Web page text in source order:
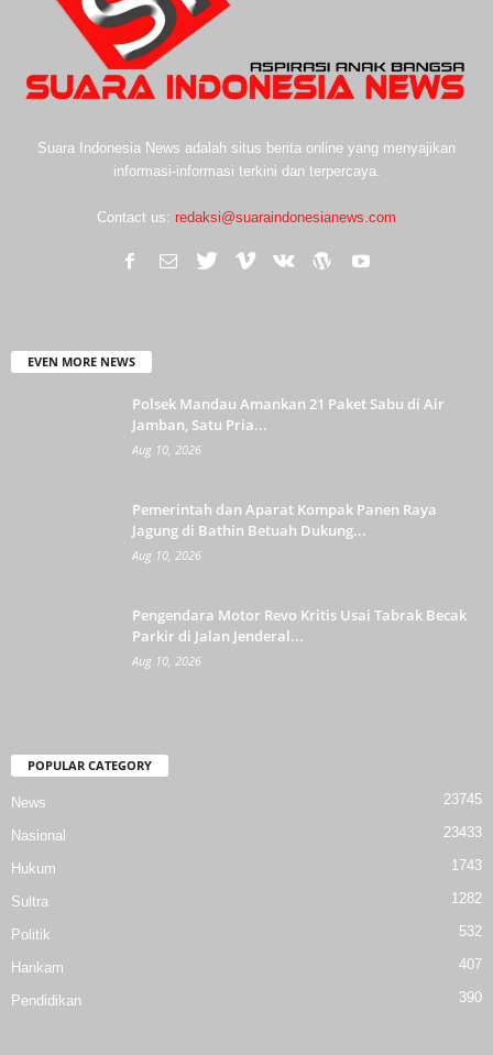
Suara Indonesia News adalah situs berita online yang menyajikan
informasi-informasi terkini dan terpercaya.
Contact us: redaksi@suaraindonesianews.com
EVEN MORE NEWS
Polsek Mandau Amankan 21 Paket Sabu di Air
Jamban, Satu Pria...
Aug 10, 2026
Pemerintah dan Aparat Kompak Panen Raya
Jagung di Bathin Betuah Dukung...
Aug 10, 2026
Pengendara Motor Revo Kritis Usai Tabrak Becak
Parkir di Jalan Jenderal...
Aug 10, 2026
POPULAR CATEGORY
News 23745
Nasional 23433
Hukum 1743
Sultra 1282
Politik 532
Hankam 407
Pendidikan 390